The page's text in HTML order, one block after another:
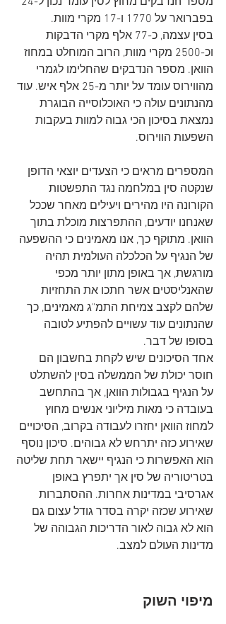
בפברואר על 1770 ו-17 מקרי מוות.
בסין עצמה, כ-77 אלף מקרי הדבקות
וכ-2500 מקרי מוות, הרוב המוחלט במחוז
הוואן. מספר הנדבקים שהחלימו לגמרי
מהווירוס עומד על יותר מ-25 אלף איש. עוד
מהנתונים עולה כי האוכלוסייה הבוגרת
נמצאת בסיכון הכי גבוה למוות בעקבות
השפעות הווירוס.
המספרים מראים כי הצעדים יוצאי הדופן
שנקטה סין במלחמה נגד התפשטות
הקורונה היו מהירים ויעילים מאחר שככל
שאנחנו יודעים, ההתפרצות מוכלת בתוך
הוואן. מתוקף כך, אנו מאמינים כי ההשפעה
של הנגיף על הכלכלה העולמית תהיה
מורגשת, אך באופן מתון יותר מכפי
שהאנליסטים אשר חתכו את התחזיות
שלהם לקצב צמיחת התמ"ג מאמינים, כך
שהנתונים עוד עשויים להפתיע לטובה
בסופו של דבר.
אחד הסיכונים שיש לקחת בחשבון הם
חוסר יכולת של הממשלה בסין להשתלט
על הנגיף בגבולות הוואן, אך בהתחשב
בעובדה כי מאות מיליוני אנשים מחוץ
למחוז הוואן יחזרו לעבודה בקרוב, הסיכויים
שאירוע כזה יתרחש לא גבוהים. סיכון נוסף
הוא האפשרות כי הנגיף יישאר תחת שליטה
בטריטוריה של סין אך יתפרץ באופן
אגרסיבי במדינות אחרות. ההסתברות
שאירוע שכזה יקרה בסדר גודל עצום גם
הוא לא גבוה לאור הדריכות הגבוהה של
מדינות העולם למצב.
מיפוי השוק